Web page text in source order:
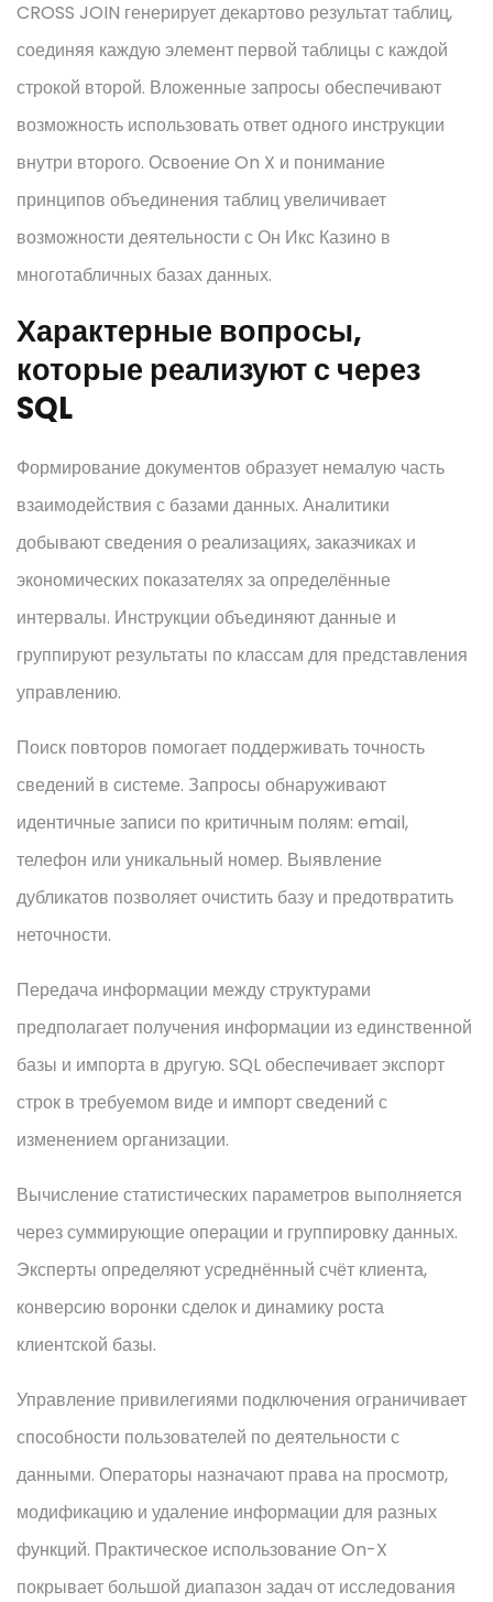
CROSS JOIN генерирует декартово результат таблиц,
соединяя каждую элемент первой таблицы с каждой
строкой второй. Вложенные запросы обеспечивают
возможность использовать ответ одного инструкции
внутри второго. Освоение On X и понимание
принципов объединения таблиц увеличивает
возможности деятельности с Он Икс Казино в
многотабличных базах данных.
Характерные вопросы,
которые реализуют с через
SQL
Формирование документов образует немалую часть
взаимодействия с базами данных. Аналитики
добывают сведения о реализациях, заказчиках и
экономических показателях за определённые
интервалы. Инструкции объединяют данные и
группируют результаты по классам для представления
управлению.
Поиск повторов помогает поддерживать точность
сведений в системе. Запросы обнаруживают
идентичные записи по критичным полям: email,
телефон или уникальный номер. Выявление
дубликатов позволяет очистить базу и предотвратить
неточности.
Передача информации между структурами
предполагает получения информации из единственной
базы и импорта в другую. SQL обеспечивает экспорт
строк в требуемом виде и импорт сведений с
изменением организации.
Вычисление статистических параметров выполняется
через суммирующие операции и группировку данных.
Эксперты определяют усреднённый счёт клиента,
конверсию воронки сделок и динамику роста
клиентской базы.
Управление привилегиями подключения ограничивает
способности пользователей по деятельности с
данными. Операторы назначают права на просмотр,
модификацию и удаление информации для разных
функций. Практическое использование On-X
покрывает большой диапазон задач от исследования